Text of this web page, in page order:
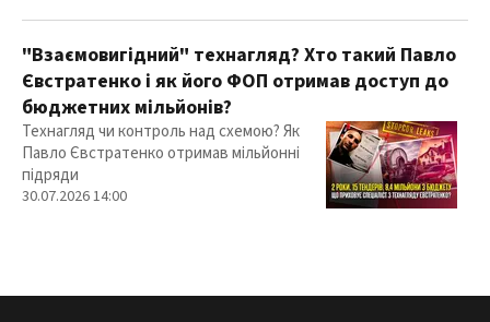
"Взаємовигідний" технагляд? Хто такий Павло
Євстратенко і як його ФОП отримав доступ до
бюджетних мільйонів?
Технагляд чи контроль над схемою? Як
Павло Євстратенко отримав мільйонні
підряди
30.07.2026 14:00